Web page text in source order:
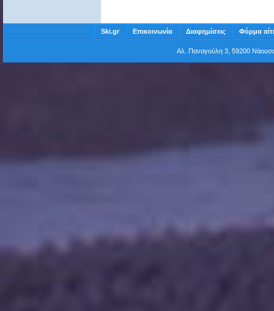
Ski.gr Επικοινωνία Διαφημίσεις Φόρμα
Αλ. Παναγούλη 3, 59200